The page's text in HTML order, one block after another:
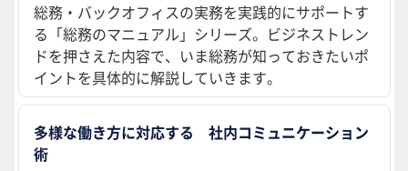
総務・バックオフィスの実務を実践的にサポートす
る「総務のマニュアル」シリーズ。ビジネストレン
ドを押さえた内容で、いま総務が知っておきたいポ
イントを具体的に解説していきます。
多様な働き方に対応する 社内コミュニケーション
術